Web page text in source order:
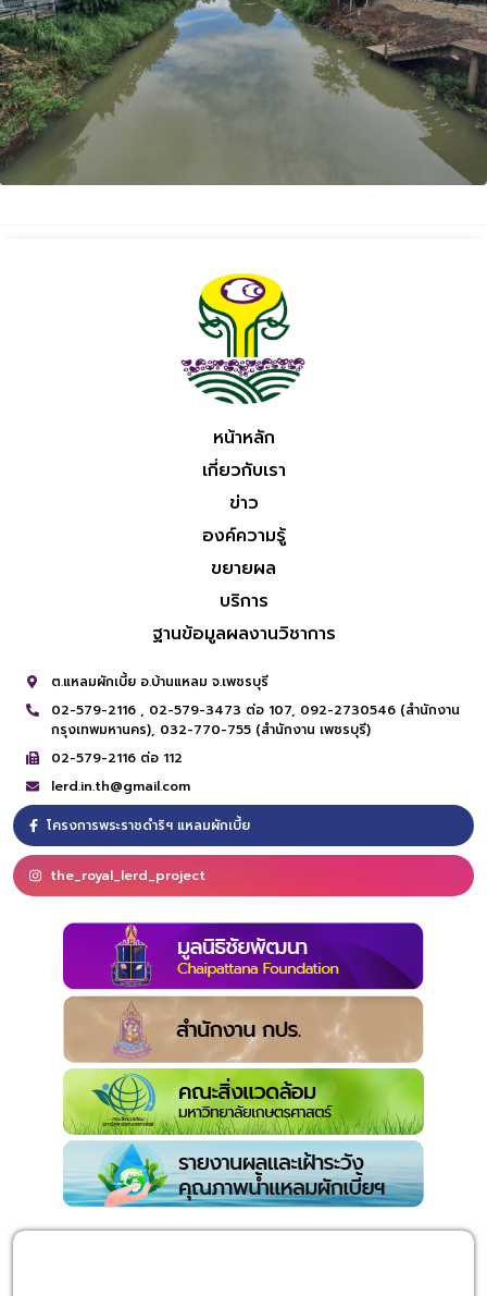
หน้าหลัก
เกี่ยวกับเรา
ข่าว
องค์ความรู้
ขยายผล
บริการ
ฐานข้อมูลผลงานวิชาการ
ต.แหลมผักเบี้ย อ.บ้านแหลม จ.เพชรบุรี
02-579-2116 , 02-579-3473 ต่อ 107, 092-2730546 (สำนักงาน
กรุงเทพมหานคร), 032-770-755 (สำนักงาน เพชรบุรี)
02-579-2116 ต่อ 112
lerd.in.th@gmail.com
โครงการพระราชดำริฯ แหลมผักเบี้ย
the_royal_lerd_project